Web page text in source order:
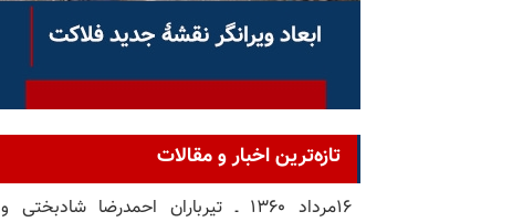
تازه‌ترین اخبار و مقالات
۱۶مرداد ۱۳۶۰ ـ تیرباران احمدرضا شادبختی و